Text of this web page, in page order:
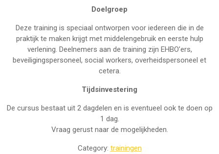
Doelgroep
Deze training is speciaal ontworpen voor iedereen die in de
praktijk te maken krijgt met middelengebruik en eerste hulp
verlening. Deelnemers aan de training zijn EHBO’ers,
beveiligingspersoneel, social workers, overheidspersoneel et
cetera.
Tijdsinvestering
De cursus bestaat uit 2 dagdelen en is eventueel ook te doen op
1 dag.
Vraag gerust naar de mogelijkheden.
Category: trainingen